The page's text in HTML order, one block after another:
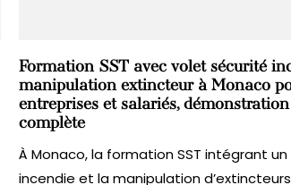
Formation SST avec volet sécurité
manipulation extincteur à Monaco
entreprises et salariés,
complète
À Monaco, la formation SST intégrant
incendie et la manipulation